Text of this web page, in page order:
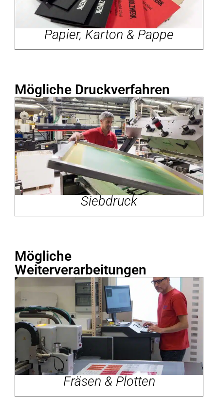
Papier, Karton & Pappe
Mögliche Druckverfahren
Siebdruck
Mögliche
Weiterverarbeitungen
Fräsen & Plotten